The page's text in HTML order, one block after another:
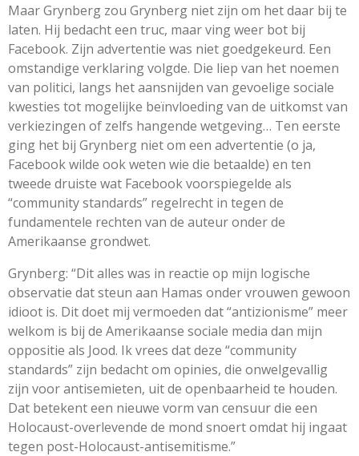
Maar Grynberg zou Grynberg niet zijn om het daar bij te
laten. Hij bedacht een truc, maar ving weer bot bij
Facebook. Zijn advertentie was niet goedgekeurd. Een
omstandige verklaring volgde. Die liep van het noemen
van politici, langs het aansnijden van gevoelige sociale
kwesties tot mogelijke beïnvloeding van de uitkomst van
verkiezingen of zelfs hangende wetgeving… Ten eerste
ging het bij Grynberg niet om een advertentie (o ja,
Facebook wilde ook weten wie die betaalde) en ten
tweede druiste wat Facebook voorspiegelde als
“community standards” regelrecht in tegen de
fundamentele rechten van de auteur onder de
Amerikaanse grondwet.
Grynberg: “Dit alles was in reactie op mijn logische
observatie dat steun aan Hamas onder vrouwen gewoon
idioot is. Dit doet mij vermoeden dat “antizionisme” meer
welkom is bij de Amerikaanse sociale media dan mijn
oppositie als Jood. Ik vrees dat deze “community
standards” zijn bedacht om opinies, die onwelgevallig
zijn voor antisemieten, uit de openbaarheid te houden.
Dat betekent een nieuwe vorm van censuur die een
Holocaust-overlevende de mond snoert omdat hij ingaat
tegen post-Holocaust-antisemitisme.”